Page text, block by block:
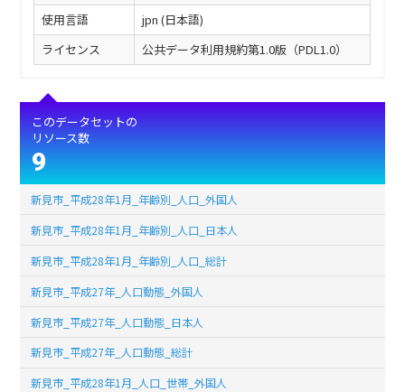
使用言語
jpn (日本語)
ライセンス
公共データ利用規約第1.0版（PDL1.0）
このデータセットの
リソース数
9
新見市_平成28年1月_年齢別_人口_外国人
新見市_平成28年1月_年齢別_人口_日本人
新見市_平成28年1月_年齢別_人口_総計
新見市_平成27年_人口動態_外国人
新見市_平成27年_人口動態_日本人
新見市_平成27年_人口動態_総計
新見市_平成28年1月_人口_世帯_外国人